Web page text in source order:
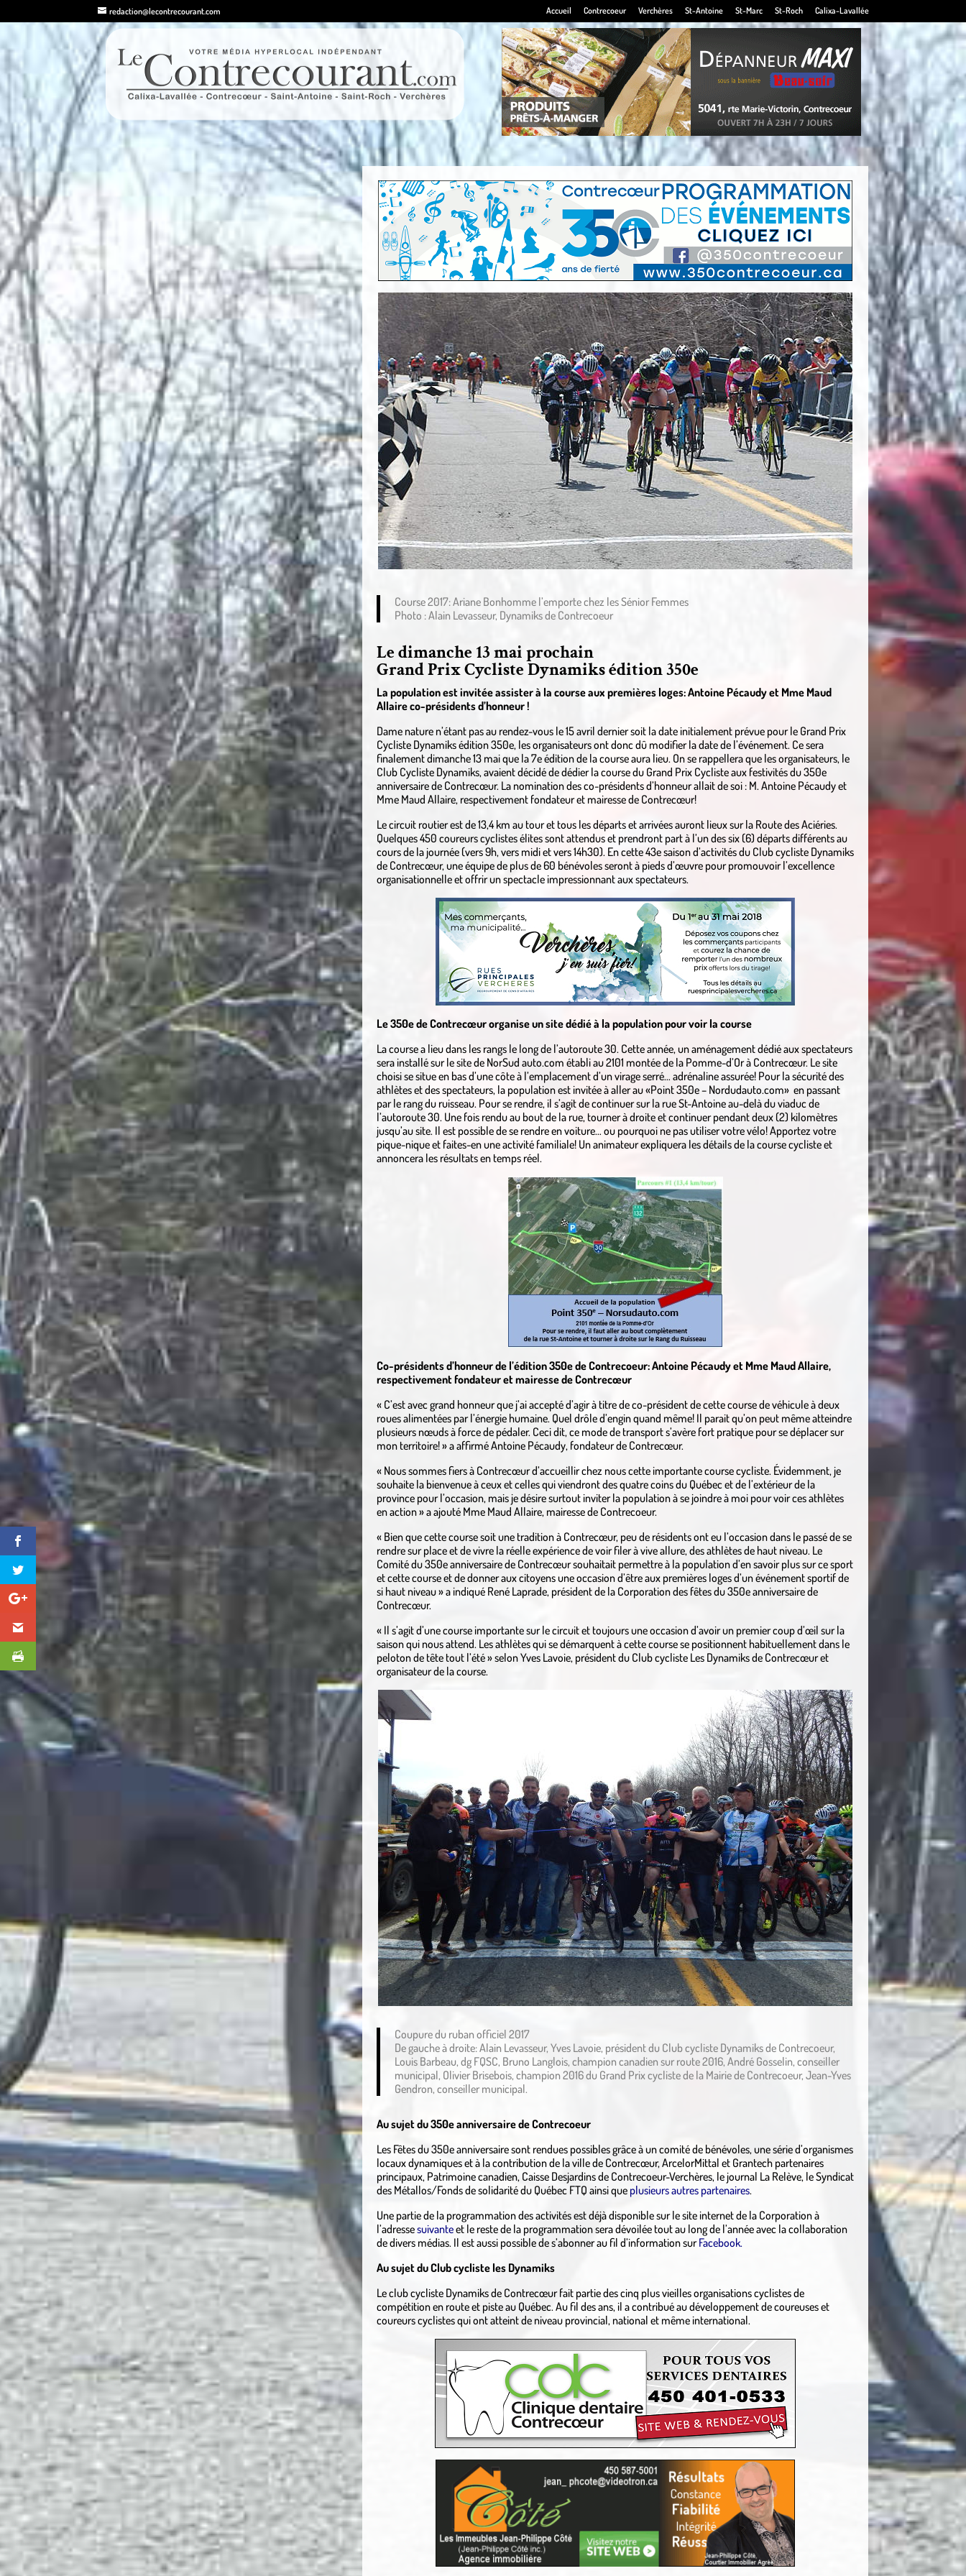
redaction@lecontrecourant.com Accueil Contrecoeur Verchères St-Antoine St-Marc St-Roch Calixa-Lavallée
Course 2017: Ariane Bonhomme l’emporte chez les Sénior Femmes
Photo : Alain Levasseur, Dynamiks de Contrecoeur
Le dimanche 13 mai prochain
Grand Prix Cycliste Dynamiks édition 350e
La population est invitée assister à la course aux premières loges: Antoine Pécaudy et Mme Maud
Allaire co-présidents d’honneur !
Dame nature n’étant pas au rendez-vous le 15 avril dernier soit la date initialement prévue pour le Grand Prix
Cycliste Dynamiks édition 350e, les organisateurs ont donc dû modifier la date de l’événement. Ce sera
finalement dimanche 13 mai que la 7e édition de la course aura lieu. On se rappellera que les organisateurs, le
Club Cycliste Dynamiks, avaient décidé de dédier la course du Grand Prix Cycliste aux festivités du 350e
anniversaire de Contrecœur. La nomination des co-présidents d’honneur allait de soi : M. Antoine Pécaudy et
Mme Maud Allaire, respectivement fondateur et mairesse de Contrecœur!
Le circuit routier est de 13,4 km au tour et tous les départs et arrivées auront lieux sur la Route des Aciéries.
Quelques 450 coureurs cyclistes élites sont attendus et prendront part à l’un des six (6) départs différents au
cours de la journée (vers 9h, vers midi et vers 14h30). En cette 43e saison d’activités du Club cycliste Dynamiks
de Contrecœur, une équipe de plus de 60 bénévoles seront à pieds d’œuvre pour promouvoir l’excellence
organisationnelle et offrir un spectacle impressionnant aux spectateurs.
Le 350e de Contrecœur organise un site dédié à la population pour voir la course
La course a lieu dans les rangs le long de l’autoroute 30. Cette année, un aménagement dédié aux spectateurs
sera installé sur le site de NorSud auto.com établi au 2101 montée de la Pomme-d’Or à Contrecœur. Le site
choisi se situe en bas d’une côte à l’emplacement d’un virage serré… adrénaline assurée! Pour la sécurité des
athlètes et des spectateurs, la population est invitée à aller au «Point 350e – Nordudauto.com» en passant
par le rang du ruisseau. Pour se rendre, il s’agit de continuer sur la rue St-Antoine au-delà du viaduc de
l’autoroute 30. Une fois rendu au bout de la rue, tourner à droite et continuer pendant deux (2) kilomètres
jusqu’au site. Il est possible de se rendre en voiture… ou pourquoi ne pas utiliser votre vélo! Apportez votre
pique-nique et faites-en une activité familiale! Un animateur expliquera les détails de la course cycliste et
annoncera les résultats en temps réel.
Co-présidents d’honneur de l’édition 350e de Contrecoeur: Antoine Pécaudy et Mme Maud Allaire,
respectivement fondateur et mairesse de Contrecœur
« C’est avec grand honneur que j’ai accepté d’agir à titre de co-président de cette course de véhicule à deux
roues alimentées par l’énergie humaine. Quel drôle d’engin quand même! Il parait qu’on peut même atteindre
plusieurs nœuds à force de pédaler. Ceci dit, ce mode de transport s’avère fort pratique pour se déplacer sur
mon territoire! » a affirmé Antoine Pécaudy, fondateur de Contrecœur.
« Nous sommes fiers à Contrecœur d’accueillir chez nous cette importante course cycliste. Évidemment, je
souhaite la bienvenue à ceux et celles qui viendront des quatre coins du Québec et de l’extérieur de la
province pour l’occasion, mais je désire surtout inviter la population à se joindre à moi pour voir ces athlètes
en action » a ajouté Mme Maud Allaire, mairesse de Contrecoeur.
« Bien que cette course soit une tradition à Contrecœur, peu de résidents ont eu l’occasion dans le passé de se
rendre sur place et de vivre la réelle expérience de voir filer à vive allure, des athlètes de haut niveau. Le
Comité du 350e anniversaire de Contrecœur souhaitait permettre à la population d’en savoir plus sur ce sport
et cette course et de donner aux citoyens une occasion d’être aux premières loges d’un événement sportif de
si haut niveau » a indiqué René Laprade, président de la Corporation des fêtes du 350e anniversaire de
Contrecœur.
« Il s’agit d’une course importante sur le circuit et toujours une occasion d’avoir un premier coup d’œil sur la
saison qui nous attend. Les athlètes qui se démarquent à cette course se positionnent habituellement dans le
peloton de tête tout l’été » selon Yves Lavoie, président du Club cycliste Les Dynamiks de Contrecœur et
organisateur de la course.
Coupure du ruban officiel 2017
De gauche à droite: Alain Levasseur, Yves Lavoie, président du Club cycliste Dynamiks de Contrecoeur,
Louis Barbeau, dg FQSC, Bruno Langlois, champion canadien sur route 2016, André Gosselin, conseiller
municipal, Olivier Brisebois, champion 2016 du Grand Prix cycliste de la Mairie de Contrecoeur, Jean-Yves
Gendron, conseiller municipal.
Au sujet du 350e anniversaire de Contrecoeur
Les Fêtes du 350e anniversaire sont rendues possibles grâce à un comité de bénévoles, une série d’organismes
locaux dynamiques et à la contribution de la ville de Contrecœur, ArcelorMittal et Grantech partenaires
principaux, Patrimoine canadien, Caisse Desjardins de Contrecoeur-Verchères, le journal La Relève, le Syndicat
des Métallos/Fonds de solidarité du Québec FTQ ainsi que plusieurs autres partenaires.
Une partie de la programmation des activités est déjà disponible sur le site internet de la Corporation à
l’adressesuivanteet le reste de la programmation sera dévoilée tout au long de l’année avec la collaboration
de divers médias. Il est aussi possible de s’abonner au fil d’information surFacebook.
Au sujet du Club cycliste les Dynamiks
Le club cycliste Dynamiks de Contrecœur fait partie des cinq plus vieilles organisations cyclistes de
compétition en route et piste au Québec. Au fil des ans, il a contribué au développement de coureuses et
coureurs cyclistes qui ont atteint de niveau provincial, national et même international.